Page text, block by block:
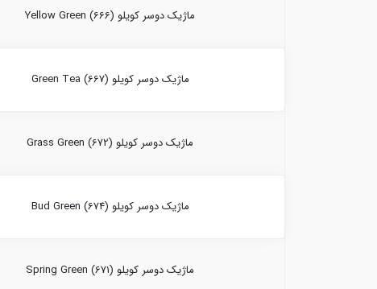
ماژیک دوسر کویلو Yellow Green (666)
ماژیک دوسر کویلو Green Tea (667)
ماژیک دوسر کویلو Grass Green (672)
ماژیک دوسر کویلو Bud Green (674)
ماژیک دوسر کویلو Spring Green (671)